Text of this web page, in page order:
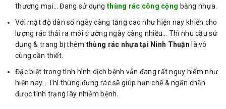
thương mại… Đang sử dụng thùng rác công cộng bằng nhựa.
Với mật độ dân số ngày càng tăng cao như hiện nay khiến cho
lượng rác thải ra môi trường ngày càng nhiều… Thì nhu cầu sử
dụng & trang bị thêm thùng rác nhựa tại Ninh Thuận là vô
cùng cần thiết.
Đặc biệt trong tình hình dịch bệnh vẫn đang rất nguy hiểm như
hiện nay… Thì thùng đựng rác sẽ giúp hạn chế & ngăn chặn
được tình trạng lây nhiễm bệnh.